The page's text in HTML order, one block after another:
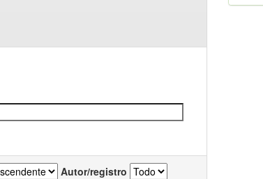
Autor/registro